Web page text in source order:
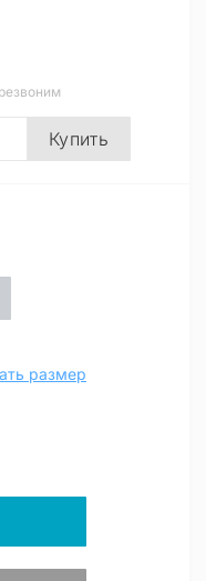
Купить
размер